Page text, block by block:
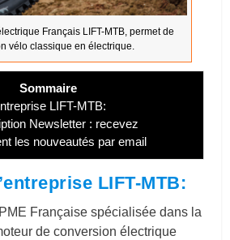
Français LIFT-MTB, permet de
vélo classique en électrique.
Sommaire
LIFT-MTB:
Newsletter : recevez
les nouveautés par email
LIFT-MTB:
Française spécialisée dans la
de conversion électrique